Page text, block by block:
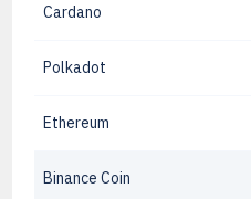
Cardano
Polkadot
Ethereum
Binance Coin